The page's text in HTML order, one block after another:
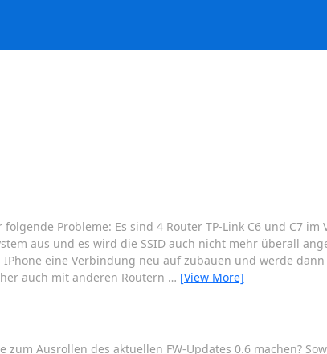
Probleme: Es sind 4 Router TP-Link C6 und C7
aus und es wird die SSID auch nicht mehr überall
eine Verbindung neu auf zubauen und werde
auch mit anderen Routern … [View More]
zum Ausrollen des aktuellen FW-Updates 0.6 machen?